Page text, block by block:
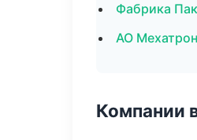
Фабрика
АО
Компании